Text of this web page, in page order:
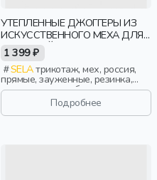
УТЕПЛЕННЫЕ ДЖОГГЕРЫ ИЗ
ИСКУССТВЕННОГО МЕХА ДЛЯ
МАЛЫШЕЙ
1 399 ₽
SELAтрикотаж, мех, россия,
прямые, зауженные, резинка,
утепленные, свободные, пояс,
эластичные, малыши, дети
Подробнее